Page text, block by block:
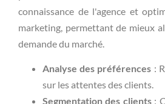
connaissance de l'agence et
marketing, permettant de mieux
demande du marché.
Analyse des préférences :
sur les attentes des clients.
Segmentation des clients: